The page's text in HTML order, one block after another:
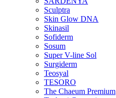
Sculptra
Skin Glow DNA
Skinasil
Sofiderm
Sosum
Super V-line Sol
Surgiderm
Teosyal
TESORO
The Chaeum Premium